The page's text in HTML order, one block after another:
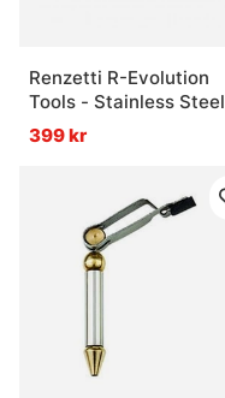
Renzetti R-Evolution
Tools - Stainless Steel
Teaser S
399 kr